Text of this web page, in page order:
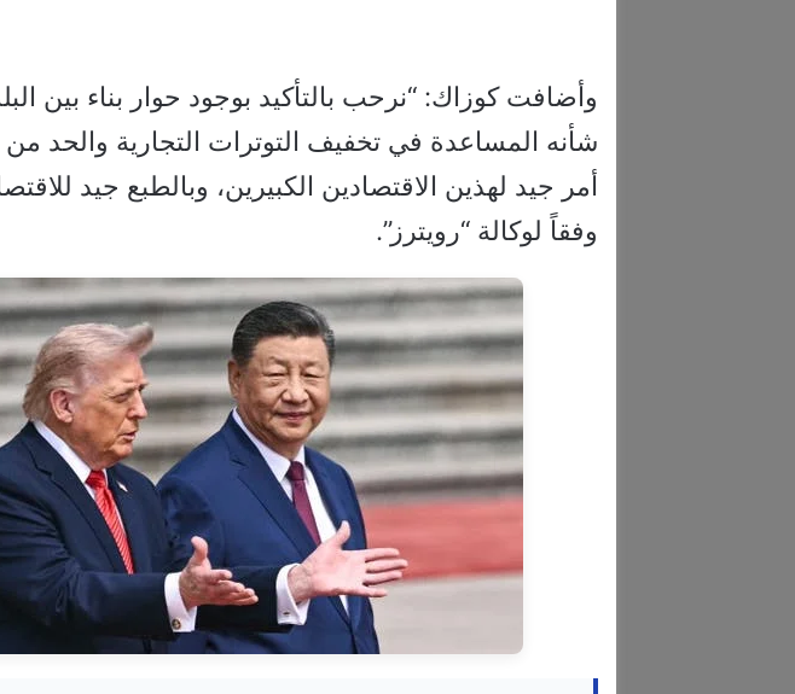
وأضافت كوزاك: “نرحب بالتأكيد بوجود حوار بناء بين
شأنه المساعدة في تخفيف التوترات التجارية والحد
أمر جيد لهذين الاقتصادين الكبيرين، وبالطبع جيد
وفقاً لوكالة “رويترز”.